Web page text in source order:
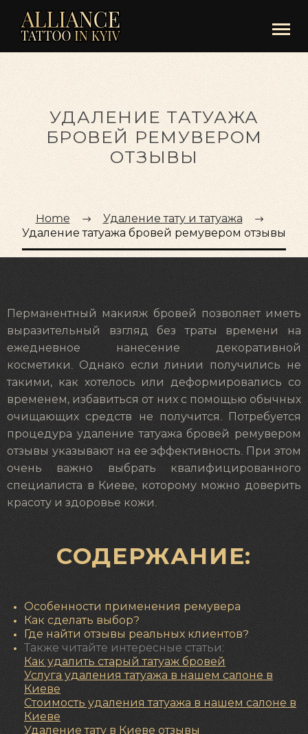
УДАЛЕНИЕ ТАТУАЖА
БРОВЕЙ РЕМУВЕРОМ
ОТЗЫВЫ
Home
Удаление тату и татуажа
Удаление татуажа бровей ремувером отзывы
Перманентный макияж бровей позволяет иметь
выразительный взгляд без траты времени на
ежедневное нанесение декоративной
косметики. Однако если линии получились не
такими, как хотелось или деформировались со
временем, избавиться от них с помощью обычных
очищающих средств не получится. Потребуется
процедура удаление татуажа бровей ремувером
отзывы указывают на ее эффективность. При этом
очень важно выбрать квалифицированного
специалиста в Киеве, которому можно доверить
красоту и здоровье кожи.
СОДЕРЖАНИЕ:
Особенности применения ремувера
Как сделать выбор?
Где найти отзывы реальных клиентов?
Также читайте интересные статьи:
Как удалить старый татуаж бровей
Услуга удаления татуажа в нашем салоне в
Киеве
Стоимость удаления татуажа в нашем салоне в
Киеве
Удаление тату в Киеве отзывы